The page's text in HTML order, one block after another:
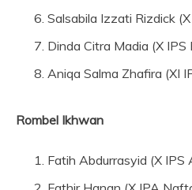
Salsabila Izzati Rizdick
Dinda Citra Madia (X IPS
Aniqa Salma Zhafira (XI
Rombel Ikhwan
Fatih Abdurrasyid (X IPS